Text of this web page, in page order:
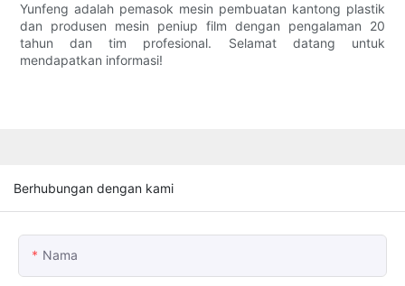
Yunfeng adalah pemasok mesin pembuatan kantong plastik
dan produsen mesin peniup film dengan pengalaman 20
tahun dan tim profesional. Selamat datang untuk
mendapatkan informasi!
Berhubungan dengan kami
Nama